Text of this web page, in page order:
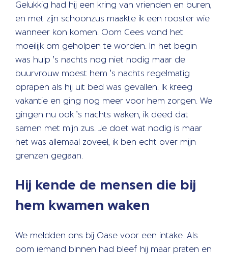
Gelukkig had hij een kring van vrienden en buren,
en met zijn schoonzus maakte ik een rooster wie
wanneer kon komen. Oom Cees vond het
moeilijk om geholpen te worden. In het begin
was hulp ’s nachts nog niet nodig maar de
buurvrouw moest hem ’s nachts regelmatig
oprapen als hij uit bed was gevallen. Ik kreeg
vakantie en ging nog meer voor hem zorgen. We
gingen nu ook ’s nachts waken, ik deed dat
samen met mijn zus. Je doet wat nodig is maar
het was allemaal zoveel, ik ben echt over mijn
grenzen gegaan.
Hij kende de mensen die bij
hem kwamen waken
We meldden ons bij Oase voor een intake. Als
oom iemand binnen had bleef hij maar praten en